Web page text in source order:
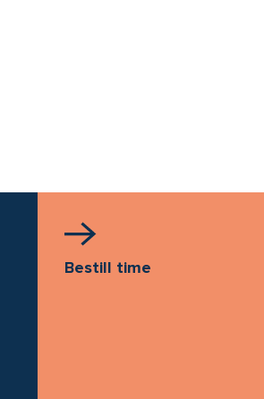
Bestill time